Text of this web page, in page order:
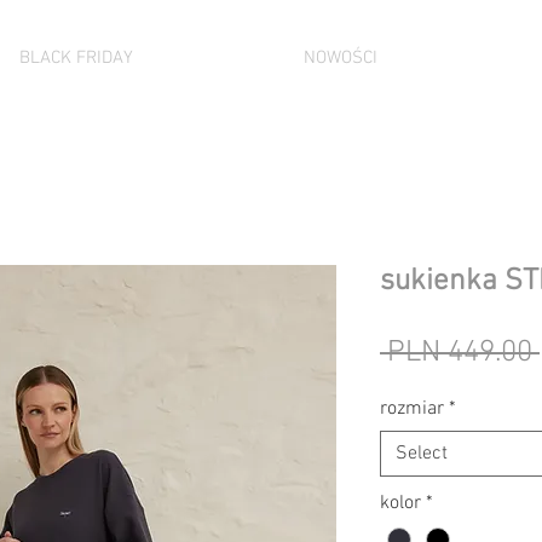
BLACK FRIDAY NOWOŚCI
sukienka
PLN 449.00
rozmiar *
Select
kolor *